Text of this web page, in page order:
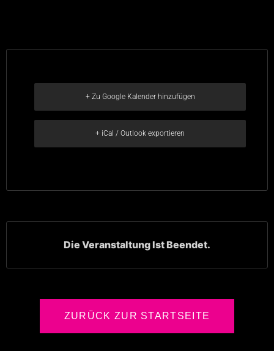
+ Zu Google Kalender hinzufügen
+ iCal / Outlook exportieren
Die Veranstaltung Ist Beendet.
ZURÜCK ZUR STARTSEITE